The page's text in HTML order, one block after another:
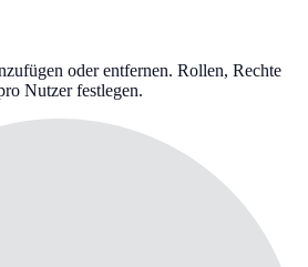
oder entfernen. Rollen, Rechte
Nutzer festlegen.